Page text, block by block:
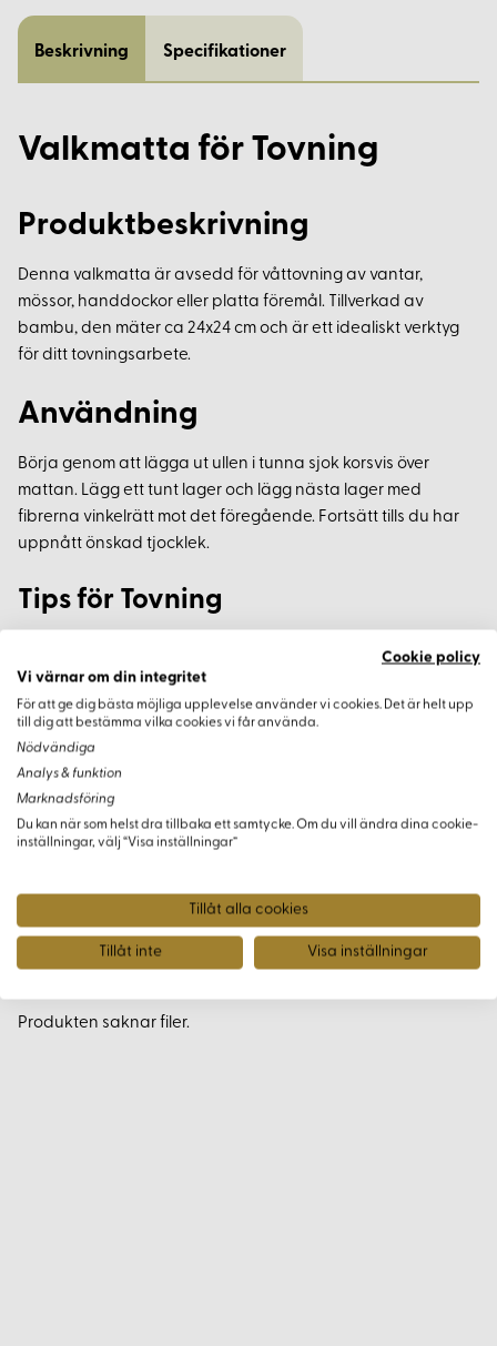
Beskrivning Specifikationer
Valkmatta för Tovning
Produktbeskrivning
Denna valkmatta är avsedd för våttovning av vantar,
mössor, handdockor eller platta föremål. Tillverkad av
bambu, den mäter ca 24x24 cm och är ett idealiskt verktyg
för ditt tovningsarbete.
Användning
Börja genom att lägga ut ullen i tunna sjok korsvis över
mattan. Lägg ett tunt lager och lägg nästa lager med
fibrerna vinkelrätt mot det föregående. Fortsätt tills du har
uppnått önskad tjocklek.
Tips för Tovning
Kom ihåg att längden och bredden på föremålet kommer att
krympa när ullen tovas ihop. Tillsätt varmt vatten blandat
med såpa och rulla ihop bambumattan. Mattan kan sedan
rullas med hjälp av händer eller fötter tills ullen har tovats
ihop till det önskade resultatet.
Produkten saknar varianter.
Filer
Produkten saknar filer.
Cookie policy
Vi värnar om din integritet
För att ge dig bästa möjliga upplevelse använder vi cookies. Det är helt upp
till dig att bestämma vilka cookies vi får använda.
Nödvändiga
Analys & funktion
Marknadsföring
Du kan när som helst dra tillbaka ett samtycke. Om du vill ändra dina cookie-
inställningar, välj “Visa inställningar”
Tillåt alla cookies
Tillåt inte Visa inställningar